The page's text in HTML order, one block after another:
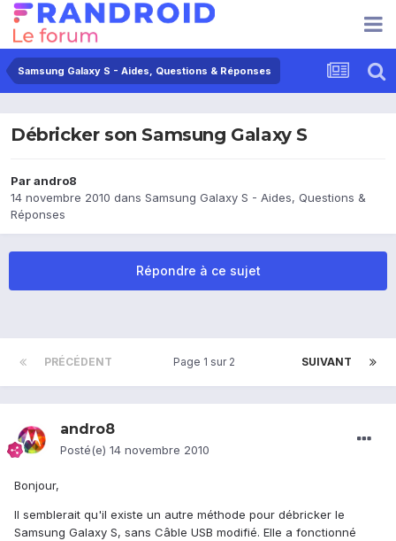
Samsung Galaxy S - Aides, Questions & Réponses
Débricker son Samsung Galaxy S
Parandro8
14 novembre 2010 dans Samsung Galaxy S - Aides, Questions &
Réponses
Répondre à ce sujet
PRÉCÉDENT SUIVANT
Page 1 sur 2
andro8
Posté(e) 14 novembre 2010
Bonjour,
Il semblerait qu'il existe un autre méthode pour débricker le
Samsung Galaxy S, sans Câble USB modifié. Elle a fonctionné